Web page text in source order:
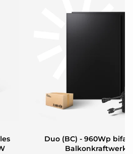
Duo (BC) - 960Wp
Balkonkraftwerk